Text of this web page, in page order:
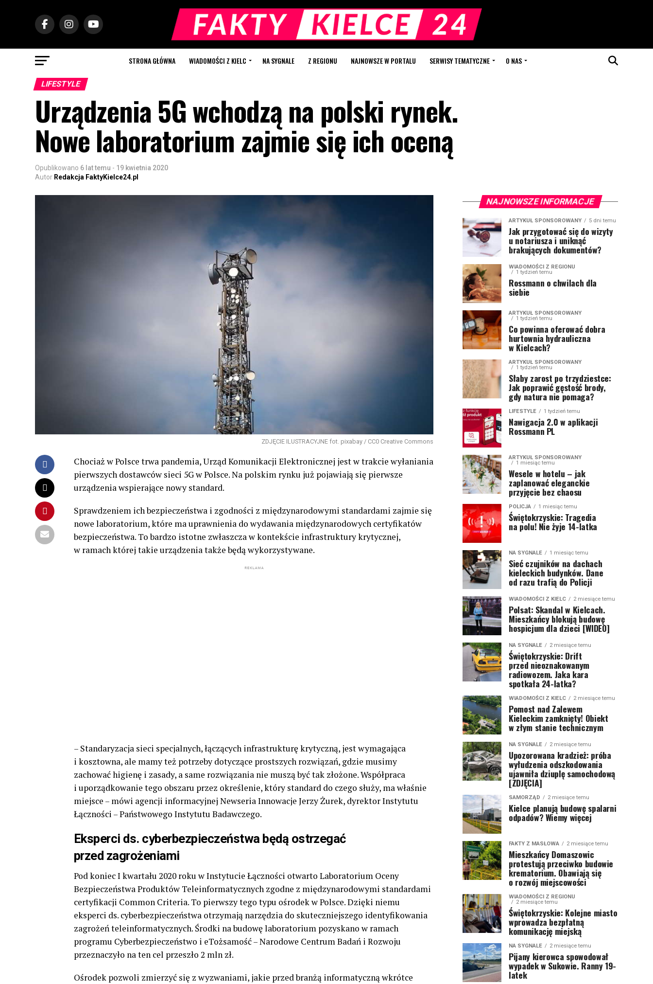
STRONA GŁÓWNA WIADOMOŚCI Z KIELC NA SYGNALE Z REGIONU NAJNOWSZE W PORTALU SERWISY TEMATYCZNE O NAS
LIFESTYLE
Urządzenia 5G wchodzą na polski rynek.
Nowe laboratorium zajmie się ich oceną
Opublikowano 6 lat temu - 19 kwietnia 2020
Autor Redakcja FaktyKielce24.pl
ZDJĘCIE ILUSTRACYJNE fot. pixabay / CC0 Creative Commons
Chociaż w Polsce trwa pandemia, Urząd Komunikacji Elektronicznej jest w trakcie wyłaniania
pierwszych dostawców sieci 5G w Polsce. Na polskim rynku już pojawiają się pierwsze
urządzenia wspierające nowy standard.
Sprawdzeniem ich bezpieczeństwa i zgodności z międzynarodowymi standardami zajmie się
nowe laboratorium, które ma uprawnienia do wydawania międzynarodowych certyfikatów
bezpieczeństwa. To bardzo istotne zwłaszcza w kontekście infrastruktury krytycznej,
w ramach której takie urządzenia także będą wykorzystywane.
– Standaryzacja sieci specjalnych, łączących infrastrukturę krytyczną, jest wymagająca
i kosztowna, ale mamy też potrzeby dotyczące prostszych rozwiązań, gdzie musimy
zachować higienę i zasady, a same rozwiązania nie muszą być tak złożone. Współpraca
i uporządkowanie tego obszaru przez określenie, który standard do czego służy, ma właśnie
miejsce – mówi agencji informacyjnej Newseria Innowacje Jerzy Żurek, dyrektor Instytutu
Łączności – Państwowego Instytutu Badawczego.
Eksperci ds. cyberbezpieczeństwa będą ostrzegać
przed zagrożeniami
Pod koniec I kwartału 2020 roku w Instytucie Łączności otwarto Laboratorium Oceny
Bezpieczeństwa Produktów Teleinformatycznych zgodne z międzynarodowymi standardami
certyfikacji Common Criteria. To pierwszy tego typu ośrodek w Polsce. Dzięki niemu
eksperci ds. cyberbezpieczeństwa otrzymają narzędzia do skuteczniejszego identyfikowania
zagrożeń teleinformatycznych. Środki na budowę laboratorium pozyskano w ramach
programu Cyberbezpieczeństwo i eTożsamość – Narodowe Centrum Badań i Rozwoju
przeznaczyło na ten cel przeszło 2 mln zł.
Ośrodek pozwoli zmierzyć się z wyzwaniami, jakie przed branżą informatyczną wkrótce
NAJNOWSZE INFORMACJE
ARTYKUŁ SPONSOROWANY 5 dni temu
Jak przygotować się do wizyty
u notariusza i uniknąć
brakujących dokumentów?
WIADOMOŚCI Z REGIONU
1 tydzień temu
Rossmann o chwilach dla
siebie
ARTYKUŁ SPONSOROWANY
1 tydzień temu
Co powinna oferować dobra
hurtownia hydrauliczna
w Kielcach?
ARTYKUŁ SPONSOROWANY
1 tydzień temu
Słaby zarost po trzydziestce:
Jak poprawić gęstość brody,
gdy natura nie pomaga?
LIFESTYLE 1 tydzień temu
Nawigacja 2.0 w aplikacji
Rossmann PL
ARTYKUŁ SPONSOROWANY
1 miesiąc temu
Wesele w hotelu – jak
zaplanować eleganckie
przyjęcie bez chaosu
POLICJA 1 miesiąc temu
Świętokrzyskie: Tragedia
na polu! Nie żyje 14-latka
NA SYGNALE 1 miesiąc temu
Sieć czujników na dachach
kieleckich budynków. Dane
od razu trafią do Policji
WIADOMOŚCI Z KIELC 2 miesiące temu
Polsat: Skandal w Kielcach.
Mieszkańcy blokują budowę
hospicjum dla dzieci [WIDEO]
NA SYGNALE 2 miesiące temu
Świętokrzyskie: Drift
przed nieoznakowanym
radiowozem. Jaka kara
spotkała 24-latka?
WIADOMOŚCI Z KIELC 2 miesiące temu
Pomost nad Zalewem
Kieleckim zamknięty! Obiekt
w złym stanie technicznym
NA SYGNALE 2 miesiące temu
Upozorowana kradzież: próba
wyłudzenia odszkodowania
ujawniła dziuplę samochodową
[ZDJĘCIA]
SAMORZĄD 2 miesiące temu
Kielce planują budowę spalarni
odpadów? Wiemy więcej
FAKTY Z MASŁOWA 2 miesiące temu
Mieszkańcy Domaszowic
protestują przeciwko budowie
krematorium. Obawiają się
o rozwój miejscowości
WIADOMOŚCI Z REGIONU
2 miesiące temu
Świętokrzyskie: Kolejne miasto
wprowadza bezpłatną
komunikację miejską
NA SYGNALE 2 miesiące temu
Pijany kierowca spowodował
wypadek w Sukowie. Ranny 19-
latek